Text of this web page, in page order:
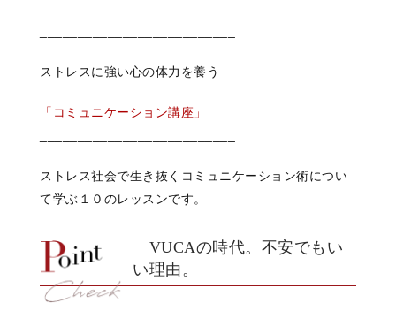
ストレスに強い心の体力を養う
「コミュニケーション講座」
ストレス社会で生き抜く コミュニケーション術につい
て学ぶ １０のレッスンです。
VUCAの時代。不安でもい
い理由。